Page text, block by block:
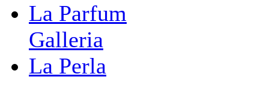
La Parfum
Galleria
La Perla